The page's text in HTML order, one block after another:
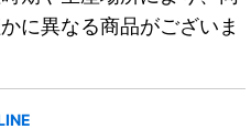
に異なる商品がございま